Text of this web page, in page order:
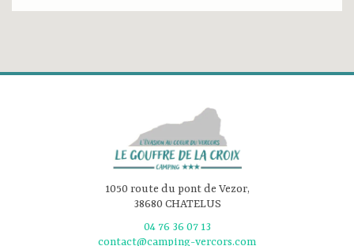
1050 route du pont de Vezor,
38680 CHATELUS
04 76 36 07 13
contact@camping-vercors.com